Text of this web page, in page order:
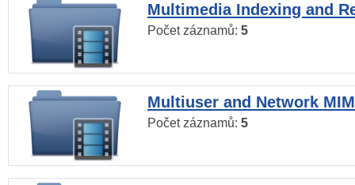
Multimedia Indexing and
Počet záznamů: 5
Multiuser and Network
Počet záznamů: 5